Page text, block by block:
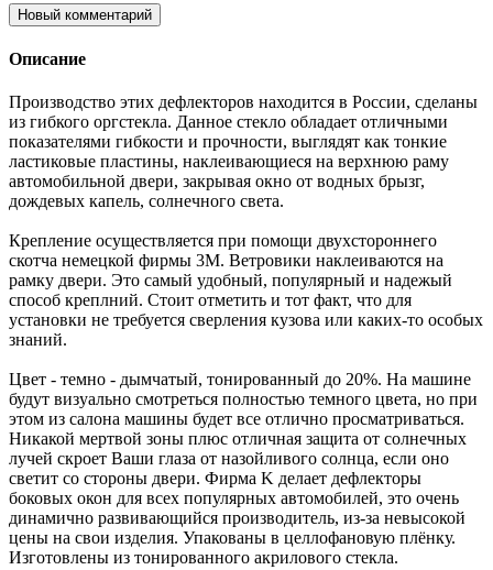
Новый комментарий
Описание
Производство этих дефлекторов находится в России, сделаны
из гибкого оргстекла. Данное стекло обладает отличными
показателями гибкости и прочности, выглядят как тонкие
ластиковые пластины, наклеивающиеся на верхнюю раму
автомобильной двери, закрывая окно от водных брызг,
дождевых капель, солнечного света.
Крепление осуществляется при помощи двухстороннего
скотча немецкой фирмы 3M. Ветровики наклеиваются на
рамку двери. Это самый удобный, популярный и надежый
способ креплний. Стоит отметить и тот факт, что для
установки не требуется сверления кузова или каких-то особых
знаний.
Цвет - темно - дымчатый, тонированный до 20%. На машине
будут визуально смотреться полностью темного цвета, но при
этом из салона машины будет все отлично просматриваться.
Никакой мертвой зоны плюс отличная защита от солнечных
лучей скроет Ваши глаза от назойливого солнца, если оно
светит со стороны двери. Фирма K делает дефлекторы
боковых окон для всех популярных автомобилей, это очень
динамично развивающийся производитель, из-за невысокой
цены на свои изделия. Упакованы в целлофановую плёнку.
Изготовлены из тонированного акрилового стекла.